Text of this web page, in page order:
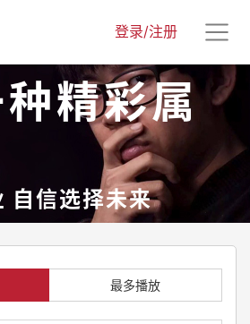
登录/注册
精彩属
自信选择未来
最多播放